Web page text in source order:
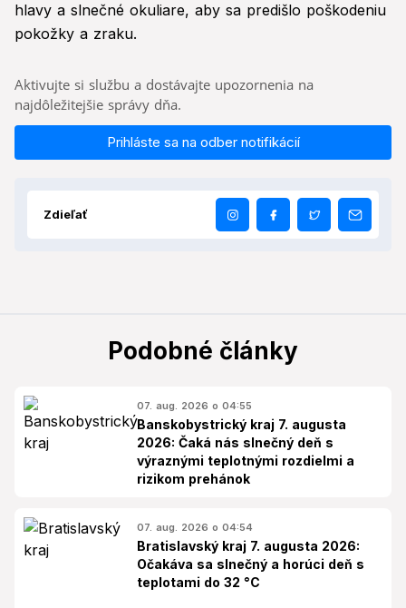
hlavy a slnečné okuliare, aby sa predišlo poškodeniu
pokožky a zraku.
Aktivujte si službu a dostávajte upozornenia na
najdôležitejšie správy dňa.
Prihláste sa na odber notifikácií
Zdieľať
Podobné články
07. aug. 2026 o 04:55
Banskobystrický kraj 7. augusta
2026: Čaká nás slnečný deň s
výraznými teplotnými rozdielmi a
rizikom prehánok
07. aug. 2026 o 04:54
Bratislavský kraj 7. augusta 2026:
Očakáva sa slnečný a horúci deň s
teplotami do 32 °C